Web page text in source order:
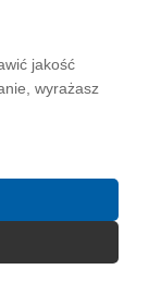
jakość
wyrażasz